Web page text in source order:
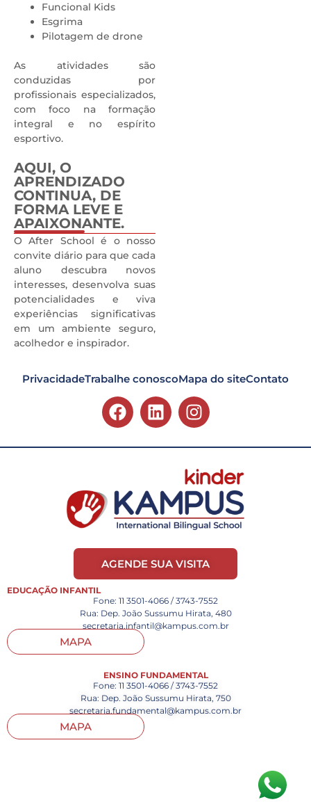
Funcional Kids
Esgrima
Pilotagem de drone
As atividades são
conduzidas por
profissionais especializados,
com foco na formação
integral e no espírito
esportivo.
AQUI, O
APRENDIZADO
CONTINUA, DE
FORMA LEVE E
APAIXONANTE.
0
O After School é o nosso
convite diário para que cada
aluno descubra novos
interesses, desenvolva suas
potencialidades e viva
experiências significativas
em um ambiente seguro,
acolhedor e inspirador.
PrivacidadeTrabalhe conoscoMapa do siteContato
AGENDE SUA VISITA
EDUCAÇÃO INFANTIL
Fone: 11 3501-4066 / 3743-7552
Rua: Dep. João Sussumu Hirata, 480
secretaria.infantil@kampus.com.br
MAPA
ENSINO FUNDAMENTAL
Fone: 11 3501-4066 / 3743-7552
Rua: Dep. João Sussumu Hirata, 750
secretaria.fundamental@kampus.com.br
MAPA
Todos os Direitos Reservados – Copyright Kinder Kampus School Feito